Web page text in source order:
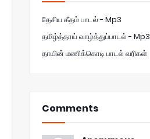
தேசிய கீதம் பாடல் - Mp3
தமிழ்த்தாய் வாழ்த்துப்பாடல் - Mp3
தாயின் மணிக்கொடி பாடல் வரிகள்
Comments